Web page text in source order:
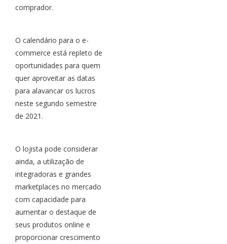
comprador.
O calendário para o e-
commerce está repleto de
oportunidades para quem
quer aproveitar as datas
para alavancar os lucros
neste segundo semestre
de 2021.
O lojista pode considerar
ainda, a utilização de
integradoras e grandes
marketplaces no mercado
com capacidade para
aumentar o destaque de
seus produtos online e
proporcionar crescimento